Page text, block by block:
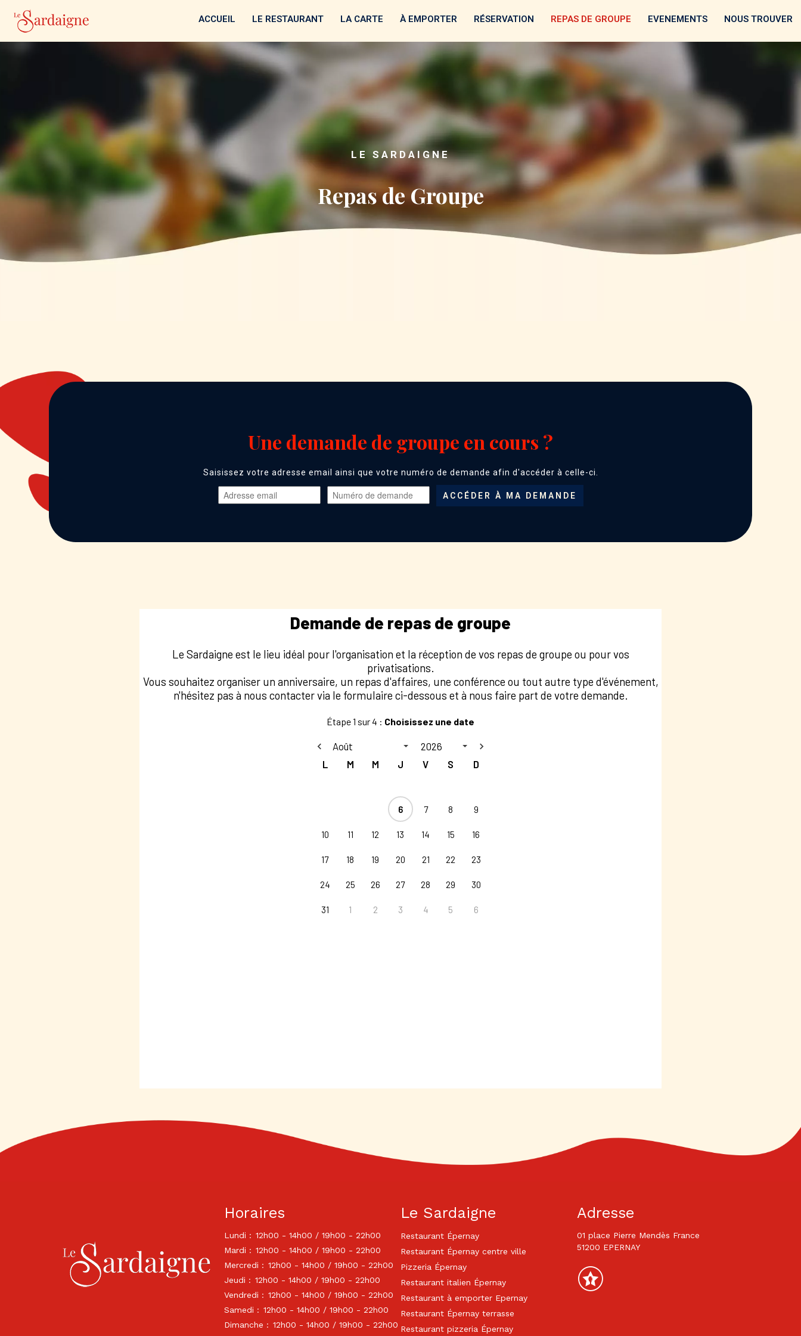
ACCUEIL LE RESTAURANT LA CARTE À EMPORTER RÉSERVATION REPAS DE GROUPE EVENEMENTS NOUS TROUVER
LE SARDAIGNE
Repas de Groupe
Une demande de groupe en cours ?
Saisissez votre adresse email ainsi que votre numéro de demande afin d'accéder à celle-ci.
ACCÉDER À MA DEMANDE
Horaires
Lundi : 12h00 - 14h00 / 19h00 - 22h00
Mardi : 12h00 - 14h00 / 19h00 - 22h00
Mercredi : 12h00 - 14h00 / 19h00 - 22h00
Jeudi : 12h00 - 14h00 / 19h00 - 22h00
Vendredi : 12h00 - 14h00 / 19h00 - 22h00
Samedi : 12h00 - 14h00 / 19h00 - 22h00
Dimanche : 12h00 - 14h00 / 19h00 - 22h00
Le Sardaigne
Restaurant Épernay
Restaurant Épernay centre ville
Pizzeria Épernay
Restaurant italien Épernay
Restaurant à emporter Epernay
Restaurant Épernay terrasse
Restaurant pizzeria Épernay
Adresse
01 place Pierre Mendès France
51200 EPERNAY